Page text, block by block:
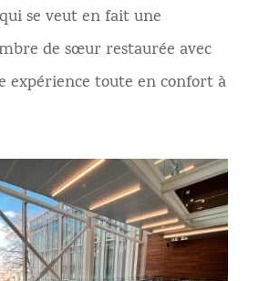
se veut en fait une
de sœur restaurée avec
expérience toute en confort à